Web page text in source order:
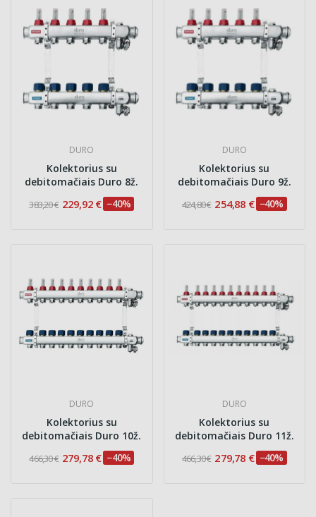
DURO
Kolektorius su
debitomačiais Duro 8ž.
383,20 € 229,92 € −40%
DURO
Kolektorius su
debitomačiais Duro 9ž.
424,80 € 254,88 € −40%
DURO
Kolektorius su
debitomačiais Duro 10ž.
466,30 € 279,78 € −40%
DURO
Kolektorius su
debitomačiais Duro 11ž.
466,30 € 279,78 € −40%